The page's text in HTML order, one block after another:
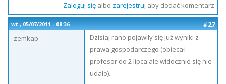
Zaloguj sięalbo zarejestruj aby dodać komentarz
wt., 05/07/2011 - 08:36
#27
zemkap
Dzisiaj rano pojawiły się już wyniki z
prawa gospodarczego (obiecał
profesor do 2 lipca ale widocznie się nie
udało).